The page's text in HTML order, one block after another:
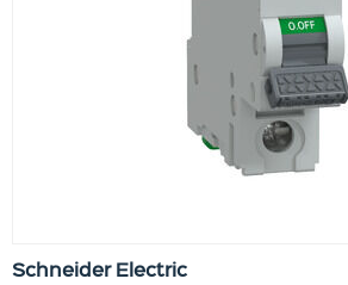
Schneider Electric